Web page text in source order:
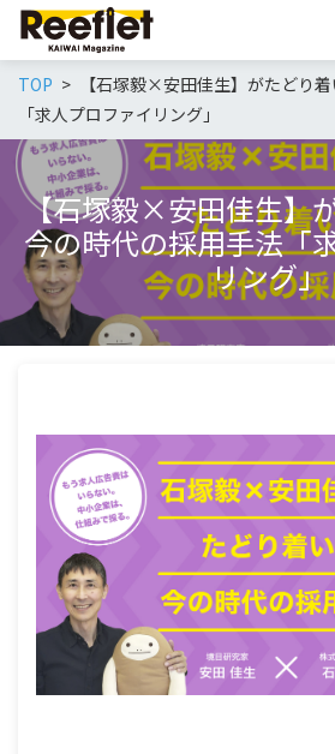
TOP
【石塚毅×安田佳生】がたどり
「求人プロファイリング」
【石塚毅×安田佳生】
今の時代の採用手法「
リング」